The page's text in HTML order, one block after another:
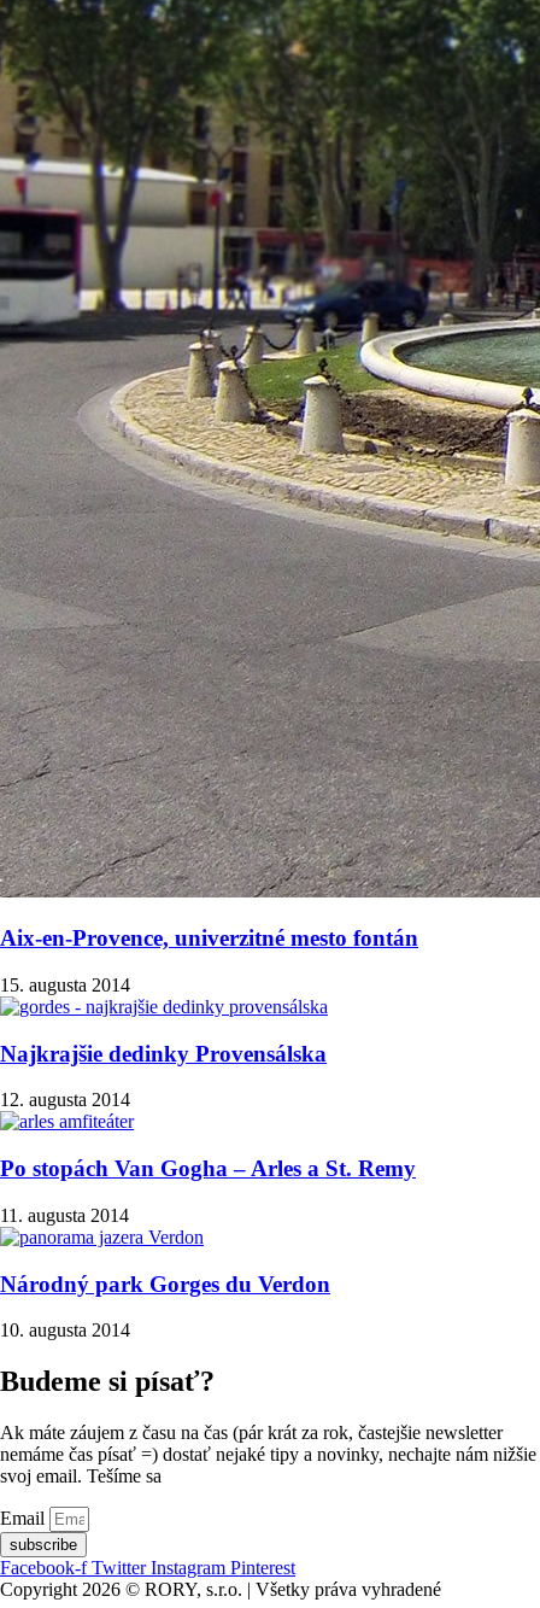
Aix-en-Provence, univerzitné mesto fontán
15. augusta 2014
Najkrajšie dedinky Provensálska
12. augusta 2014
Po stopách Van Gogha – Arles a St. Remy
11. augusta 2014
Národný park Gorges du Verdon
10. augusta 2014
Budeme si písať?
Ak máte záujem z času na čas (pár krát za rok, častejšie newsletter
nemáme čas písať =) dostať nejaké tipy a novinky, nechajte nám nižšie
svoj email. Tešíme sa
Email
subscribe
Facebook-f Twitter Instagram Pinterest
Copyright 2026 © RORY, s.r.o. | Všetky práva vyhradené